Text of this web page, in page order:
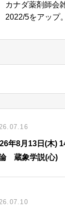
カナダ薬剤師会
2022/5をアップ。
年8月13日(木)
蔵象学説(心)